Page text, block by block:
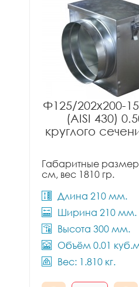
Ф125/202x200-
(AISI 430)
круглого
Габаритные
см, вес 1810 гр.
Длина 210 мм.
Ширина 210 мм.
Высота 300 мм.
Объём 0.01
Вес: 1.810 кг.